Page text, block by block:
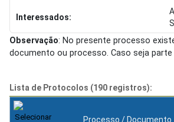
Interessados:
Observação: No presente processo
documento ou processo. Caso seja
Lista de Protocolos (190 registros):
Processo / Documento